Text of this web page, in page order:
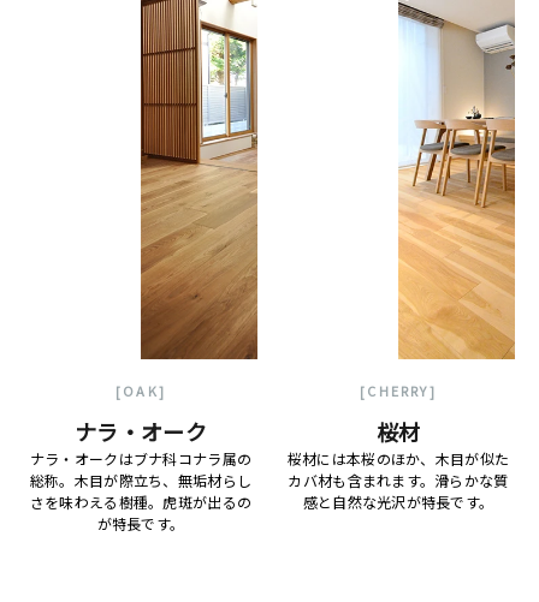
[OAK]
ナラ・オーク
ナラ・オークはブナ科コナラ属の
総称。木目が際立ち、無垢材らし
さを味わえる樹種。虎斑が出るの
が特長です。
[CHERRY]
桜材
桜材には本桜のほか、木目が似た
カバ材も含まれます。滑らかな質
感と自然な光沢が特長です。